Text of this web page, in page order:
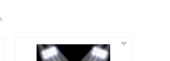
Egy feszültséggel teli éjszakai sportesemény színtere tárul elénk: a zöl
❤